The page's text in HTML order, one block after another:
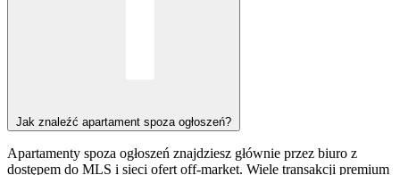
Jak znaleźć apartament spoza ogłoszeń?
Apartamenty spoza ogłoszeń znajdziesz głównie przez biuro z
dostępem do MLS i sieci ofert off-market. Wiele transakcji premium